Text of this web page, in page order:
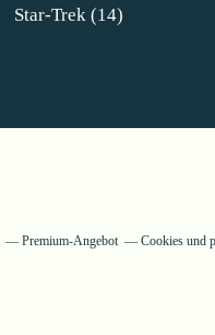
Star-Trek (14)
Premium-Angebot Cookies und